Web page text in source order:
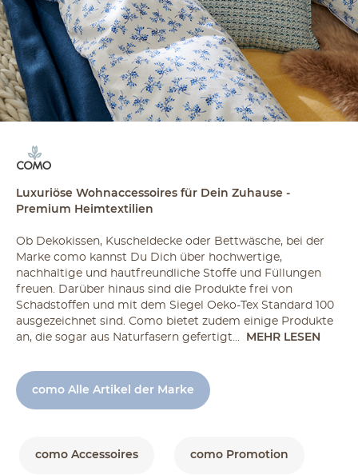
Luxuriöse Wohnaccessoires für Dein Zuhause -
Premium Heimtextilien
Ob Dekokissen, Kuscheldecke oder Bettwäsche, bei der
Marke como kannst Du Dich über hochwertige,
nachhaltige und hautfreundliche Stoffe und Füllungen
freuen. Darüber hinaus sind die Produkte frei von
Schadstoffen und mit dem Siegel Oeko-Tex Standard 100
ausgezeichnet sind. Como bietet zudem einige Produkte
an, die sogar aus Naturfasern gefertigt...
MEHR LESEN
como Alle Artikel der Marke
como Accessoires como Promotion